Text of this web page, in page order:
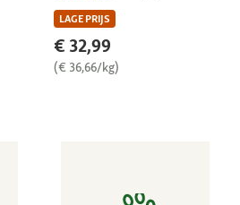
LAGE PRIJS
€ 32,99
(€ 36,66/kg)